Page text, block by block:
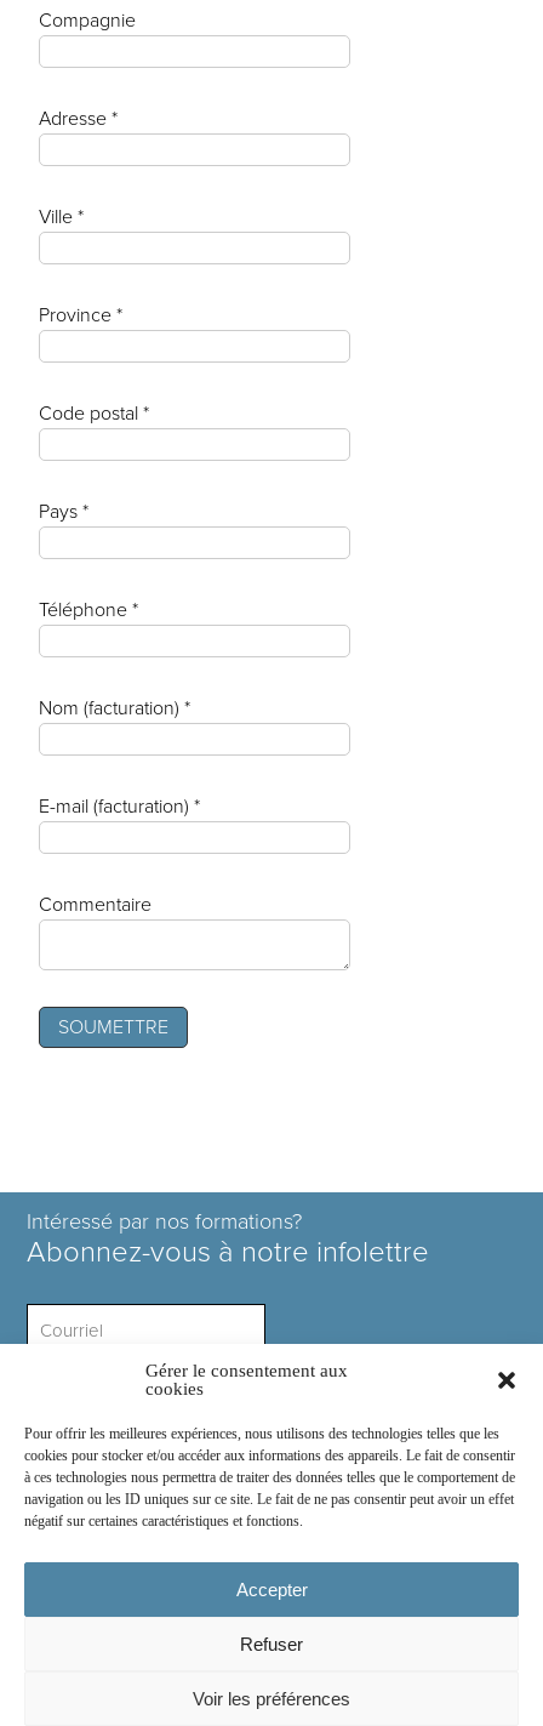
Gérer le consentement aux
cookies
Pour offrir les meilleures expériences, nous utilisons des technologies telles que les
cookies pour stocker et/ou accéder aux informations des appareils. Le fait de consentir
à ces technologies nous permettra de traiter des données telles que le comportement de
navigation ou les ID uniques sur ce site. Le fait de ne pas consentir peut avoir un effet
négatif sur certaines caractéristiques et fonctions.
Accepter
Refuser
Voir les préférences
Compagnie
Adresse *
Ville *
Province *
Code postal *
Pays *
Téléphone *
Nom (facturation) *
E-mail (facturation) *
Commentaire
Intéressé par nos formations?
Abonnez-vous à notre infolettre
2030 boul. Pie IX suite 214.2